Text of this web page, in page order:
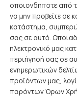
οποιονδήποτε από
να μην προβείτε σε
κατάστημα,
σας σε αυτό.
ηλεκτρονικό μας
περιήγησή σας σε
ενημερωτικών
προϊόντων μας,
παρόντων Όρων